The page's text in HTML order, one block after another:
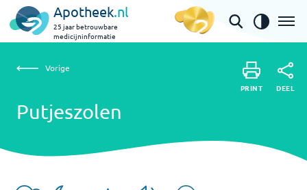
Apotheek.nl
25 jaar betrouwbare
medicijninformatie
Putjeszolen
Vorige
Putjeszolen
PRINT DEEL